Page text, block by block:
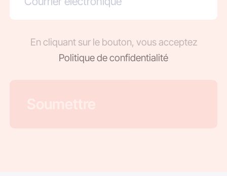
En cliquant sur le bouton, vous acceptez
Politique de confidentialité